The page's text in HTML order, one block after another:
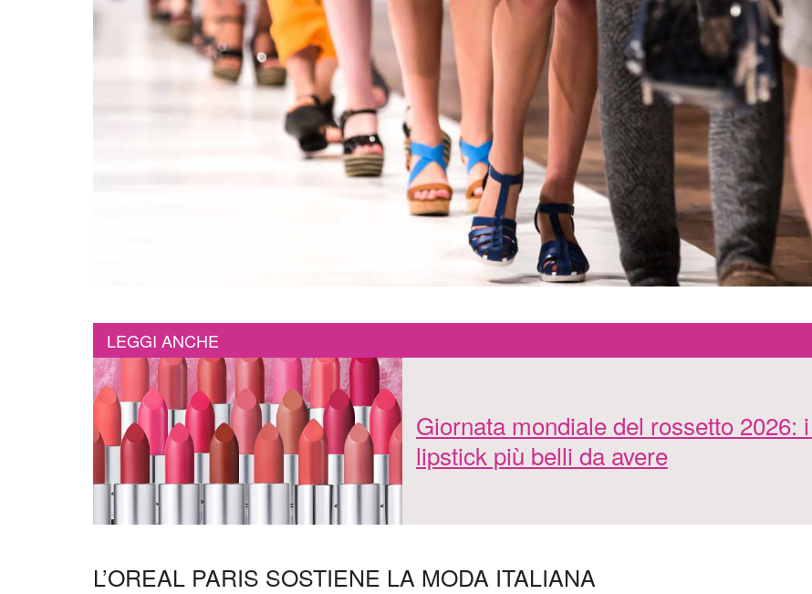
LEGGI ANCHE
Giornata mondiale del rossetto 2026:
lipstick più belli da avere
L’OREAL PARIS SOSTIENE LA MODA ITALIANA